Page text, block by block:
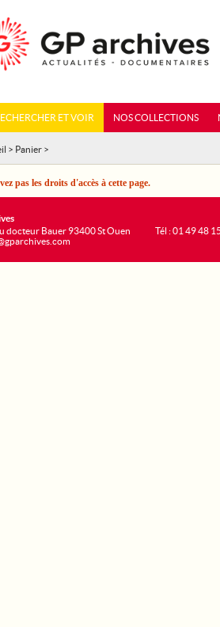
ET VOIR NOS COLLECTIONS
> Panier >
pas les droits d'accès à cette page.
docteur Bauer 93400 St Ouen
Tél : 01 49 48